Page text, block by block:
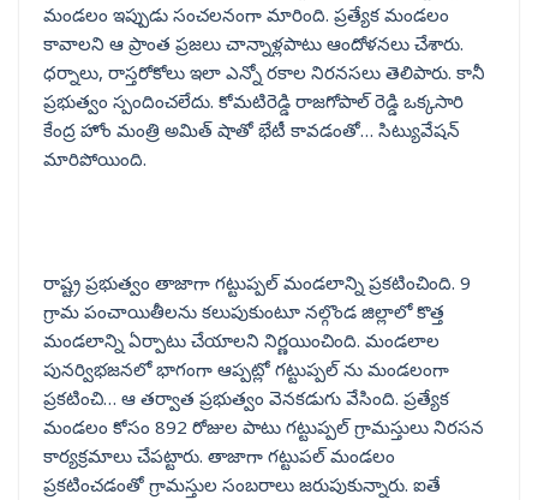
మండలం ఇప్పుడు సంచలనంగా మారింది. ప్రత్యేక మండలం
కావాలని ఆ ప్రాంత ప్రజలు చాన్నాళ్లపాటు ఆందోళనలు చేశారు.
ధర్నాలు, రాస్తరోకోలు ఇలా ఎన్నో రకాల నిరనసలు తెలిపారు. కానీ
ప్రభుత్వం స్పందించలేదు. కోమటిరెడ్డి రాజగోపాల్ రెడ్డి ఒక్కసారి
కేంద్ర హోం మంత్రి అమిత్ షాతో భేటీ కావడంతో… సిట్యువేషన్
మారిపోయింది.
రాష్ట్ర ప్రభుత్వం తాజాగా గట్టుప్పల్ మండలాన్ని ప్రకటించింది. 9
గ్రామ పంచాయితీలను కలుపుకుంటూ నల్గొండ జిల్లాలో కొత్త
మండలాన్ని ఏర్పాటు చేయాలని నిర్ణయించింది. మండలాల
పునర్విభజనలో భాగంగా ఆప్పట్లో గట్టుప్పల్ ను మండలంగా
ప్రకటించి… ఆ తర్వాత ప్రభుత్వం వెనకడుగు వేసింది. ప్రత్యేక
మండలం కోసం 892 రోజుల పాటు గట్టుప్పల్ గ్రామస్తులు నిరసన
కార్యక్రమాలు చేపట్టారు. తాజాగా గట్టుపల్ మండలం
ప్రకటించడంతో గ్రామస్తుల సంబరాలు జరుపుకున్నారు. ఐతే